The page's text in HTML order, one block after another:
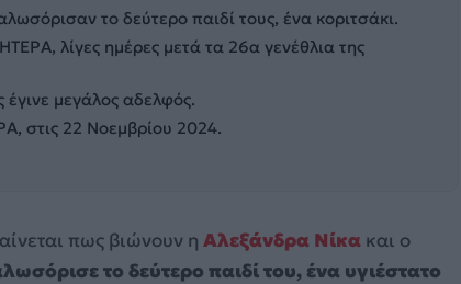
το δεύτερο παιδί τους, ένα κοριτσάκι.
λίγες ημέρες μετά τα 26α γενέθλια της
έγινε μεγάλος αδελφός.
στις 22 Νοεμβρίου 2024.
πως βιώνουν η Αλεξάνδρα Νίκα και ο
το δεύτερο παιδί του, ένα υγιέστατο